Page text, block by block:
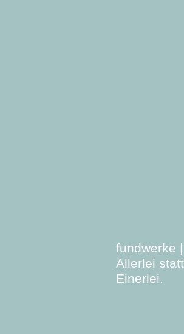
fundwerke |
Allerlei statt
Einerlei.